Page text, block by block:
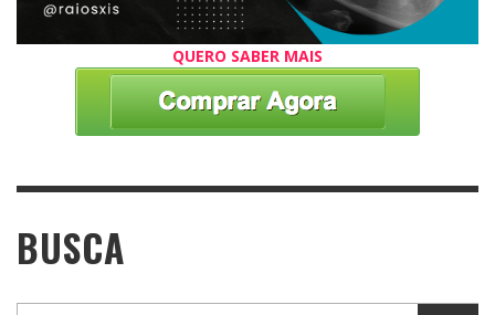
QUERO SABER MAIS
BUSCA